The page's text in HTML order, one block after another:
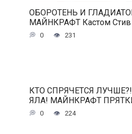
ОБОРОТЕНЬ И
МАЙНКРАФТ Кастом Стив
0 231
КТО СПРЯЧЕТСЯ
ЯЛА! МАЙНКРАФТ
0 224